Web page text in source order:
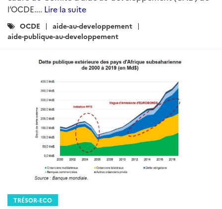
l’OCDE.... Lire la suite
Catégories
:
OCDE
aide-au-developpement
aide-publique-au-developpement
TRÉSOR-ECO